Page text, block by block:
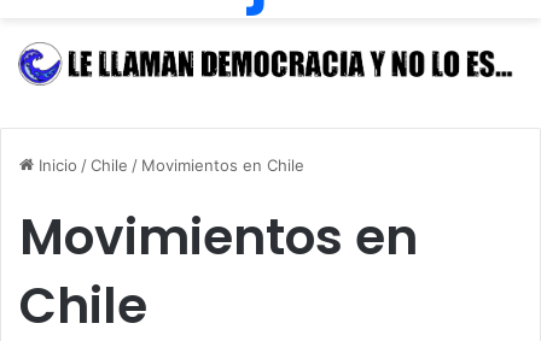
Inicio /Chile / Movimientos en Chile
Movimientos en
Chile